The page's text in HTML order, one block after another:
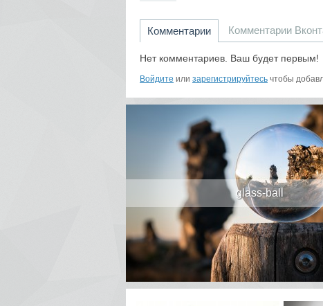
Комментарии Комментарии
Нет комментариев. Ваш будет первым!
Войдите или зарегистрируйтесь чтобы
glass-ball